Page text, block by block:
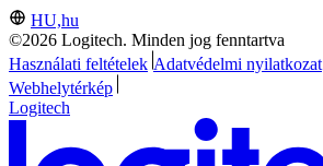
HU,hu
©2026 Logitech. Minden jog fenntartva
Használati feltételek Adatvédelmi nyilatkozat
Webhelytérkép
Logitech